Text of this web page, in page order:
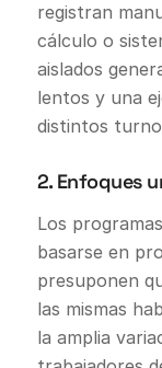
registran
cálculo o
aislados
lentos y una
distintos
2. Enfoques
Los
basarse en
presuponen
las mismas
la amplia